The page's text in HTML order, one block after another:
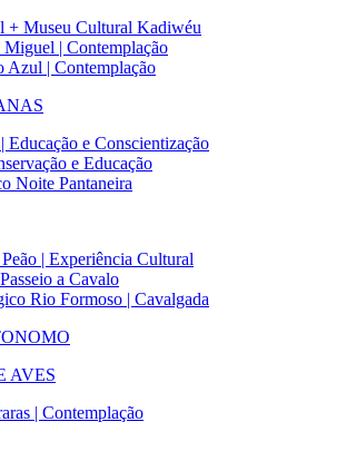
+ Museu Cultural Kadiwéu
Miguel | Contemplação
Azul | Contemplação
Educação e Conscientização
e Educação
Noite Pantaneira
| Experiência Cultural
a Cavalo
Rio Formoso | Cavalgada
AVES
| Contemplação